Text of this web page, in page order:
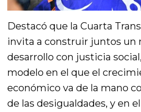
Destacó que la Cuarta
invita a construir juntos un
desarrollo con justicia
modelo en el que el
económico va de la mano
de las desigualdades, y en